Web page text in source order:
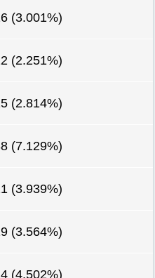
(3.001%)
(2.251%)
(2.814%)
(7.129%)
(3.939%)
(3.564%)
(4.502%)